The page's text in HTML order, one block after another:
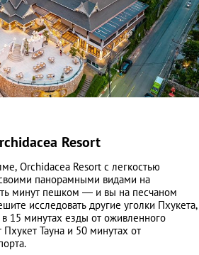
Resort
Orchidacea Resort с легкостью
панорамными видами на
минут пешком — и вы на песчаном
исследовать другие уголки Пхукета,
в 15 минутах езды от оживленного
Тауна и 50 минутах от